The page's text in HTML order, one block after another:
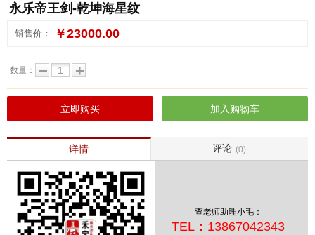
永乐帝王剑-乾坤海星纹
销售价： ￥23000.00
数量：
详情 评论 (0)
查老师助理小毛：
TEL：13867042343